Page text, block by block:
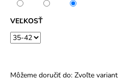
VEĽKOSŤ
Môžeme doručiť do: Zvoľte variant
d